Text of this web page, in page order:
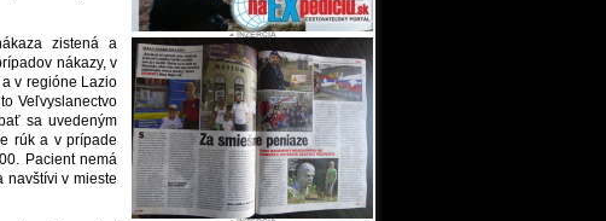
zistená a
nákazy, v
v regióne Lazio
Veľvyslanectvo
sa uvedeným
rúk a v prípade
Pacient nemá
navštívi v mieste